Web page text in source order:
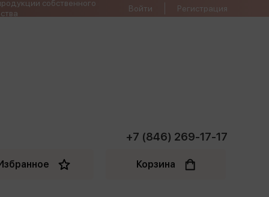
собственного
Войти Регистрация
+7 (846) 269-17-17
Корзина